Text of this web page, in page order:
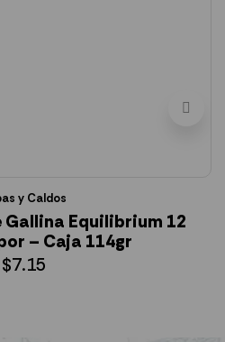
y Caldos
Gallina Equilibrium 12
– Caja 114gr
$7.15